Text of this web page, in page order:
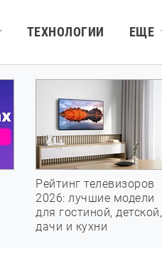
ТЕХНОЛОГИИ ЕЩЕ
Рейтинг телевизоров
2026: лучшие модели
для гостиной, детской,
дачи и кухни